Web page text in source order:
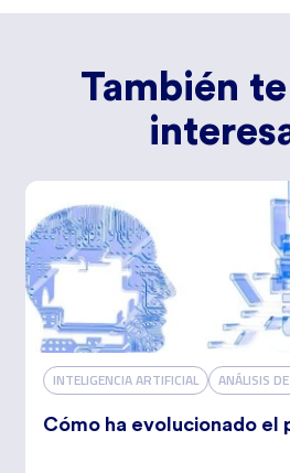
También
INTELIGENCIA ARTIFICIAL ANÁLISIS
Cómo ha evolucionado el